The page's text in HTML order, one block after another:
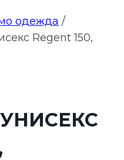
одежда /
Regent 150,